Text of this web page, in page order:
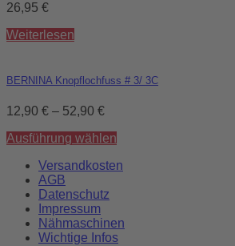
26,95 €
Weiterlesen
BERNINA Knopflochfuss # 3/ 3C
12,90 € – 52,90 €
Ausführung wählen
Versandkosten
AGB
Datenschutz
Impressum
Nähmaschinen
Wichtige Infos